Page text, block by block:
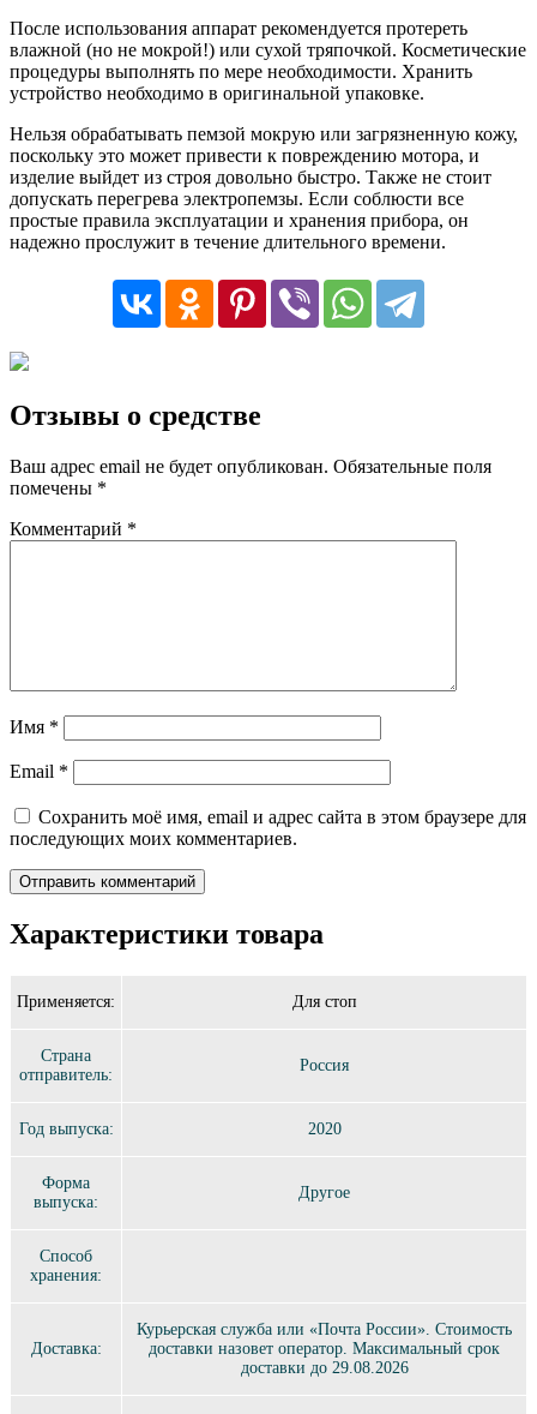
После использования аппарат рекомендуется протереть
влажной (но не мокрой!) или сухой тряпочкой. Косметические
процедуры выполнять по мере необходимости. Хранить
устройство необходимо в оригинальной упаковке.
Нельзя обрабатывать пемзой мокрую или загрязненную кожу,
поскольку это может привести к повреждению мотора, и
изделие выйдет из строя довольно быстро. Также не стоит
допускать перегрева электропемзы. Если соблюсти все
простые правила эксплуатации и хранения прибора, он
надежно прослужит в течение длительного времени.
Отзывы о средстве
Ваш адрес email не будет опубликован. Обязательные поля
помечены *
Комментарий *
Имя *
Email *
Сохранить моё имя, email и адрес сайта в этом браузере для
последующих моих комментариев.
Характеристики товара
Применяется: Для стоп
Страна
отправитель:
Россия
Год выпуска: 2020
Форма
выпуска:
Другое
Способ
хранения:
Доставка:
Курьерская служба или «Почта России». Стоимость
доставки назовет оператор. Максимальный срок
доставки до 29.08.2026